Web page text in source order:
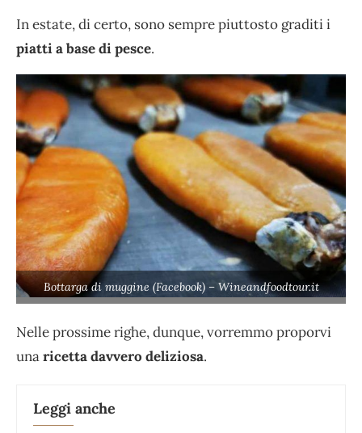
In estate, di certo, sono sempre piuttosto graditi i
piatti a base di pesce.
Bottarga di muggine (Facebook) – Wineandfoodtour.it
Nelle prossime righe, dunque, vorremmo proporvi
unaricetta davvero deliziosa.
Leggi anche